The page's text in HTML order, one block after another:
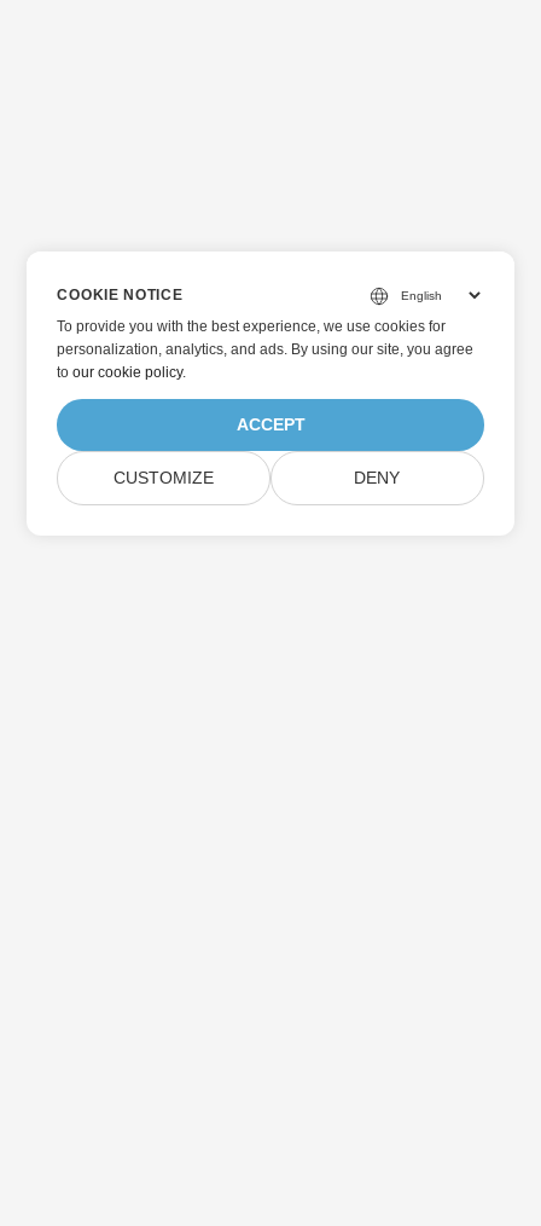
COOKIE NOTICE
To provide you with the best experience, we use cookies for
personalization, analytics, and ads. By using our site, you agree
toour cookie policy.
ACCEPT
CUSTOMIZE DENY